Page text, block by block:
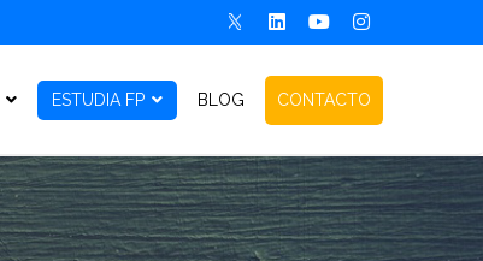
ESTUDIA FP BLOG CONTACTO